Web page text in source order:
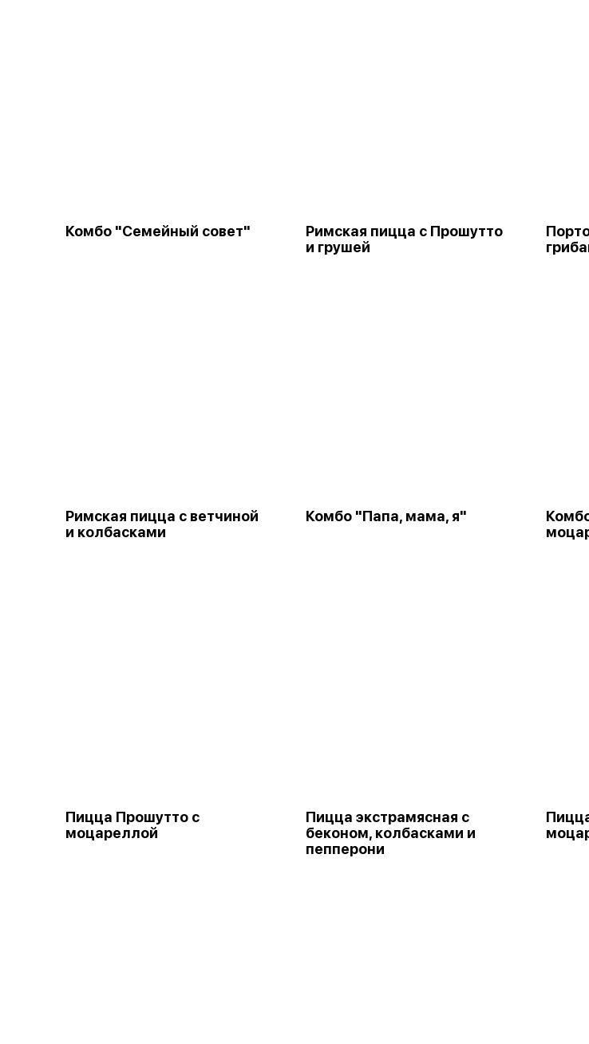
Комбо "Семейный совет"
Римская пицца с Прошутто
и грушей
Римская пицца с ветчиной
и колбасками
Комбо "Папа, мама, я"
Пицца Прошутто с
моцареллой
Пицца экстрамясная с
беконом, колбасками и
пепперони